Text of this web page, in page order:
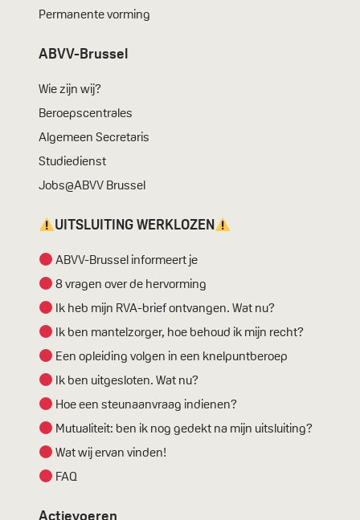
Permanente vorming
ABVV-Brussel
Wie zijn wij?
Beroepscentrales
Algemeen Secretaris
Studiedienst
Jobs@ABVV Brussel
UITSLUITING WERKLOZEN
ABVV-Brussel informeert je
8 vragen over de hervorming
Ik heb mijn RVA-brief ontvangen. Wat nu?
Ik ben mantelzorger, hoe behoud ik mijn recht?
Een opleiding volgen in een knelpuntberoep
Ik ben uitgesloten. Wat nu?
Hoe een steunaanvraag indienen?
Mutualiteit: ben ik nog gedekt na mijn uitsluiting?
Wat wij ervan vinden!
FAQ
Actievoeren